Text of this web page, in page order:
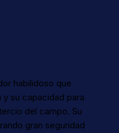
habilidoso que
su capacidad para
del campo. Su
gran seguridad